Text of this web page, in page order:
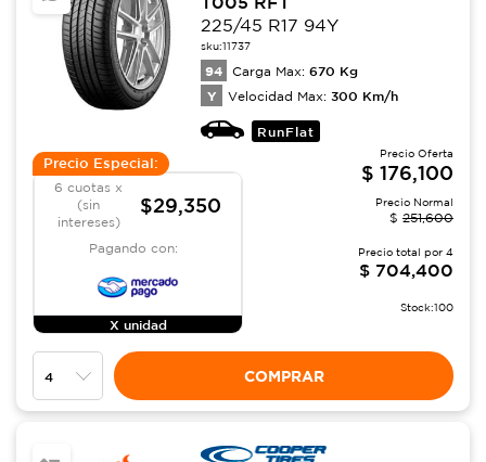
225/45 R17 94Y
sku:11737
94 Carga Max: 670 Kg
Y Velocidad Max: 300 Km/h
RunFlat
Precio Especial:
6 cuotas x
(sin
intereses)
$29,350
Pagando con:
X unidad
Precio Oferta
$ 176,100
Precio Normal
$ 251,600
Precio total por 4
$ 704,400
Stock:100
COMPRAR